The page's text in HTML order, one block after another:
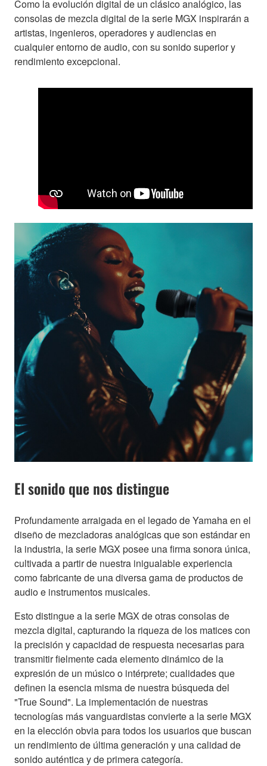
consolas de mezcla digital de la serie MGX inspirarán a
artistas, ingenieros, operadores y audiencias en
cualquier entorno de audio, con su sonido superior y
rendimiento excepcional.
El sonido que nos distingue
Profundamente arraigada en el legado de Yamaha en el
diseño de mezcladoras analógicas que son estándar en
la industria, la serie MGX posee una firma sonora única,
cultivada a partir de nuestra inigualable experiencia
como fabricante de una diversa gama de productos de
audio e instrumentos musicales.
Esto distingue a la serie MGX de otras consolas de
mezcla digital, capturando la riqueza de los matices con
la precisión y capacidad de respuesta necesarias para
transmitir fielmente cada elemento dinámico de la
expresión de un músico o intérprete; cualidades que
definen la esencia misma de nuestra búsqueda del
"True Sound". La implementación de nuestras
tecnologías más vanguardistas convierte a la serie MGX
en la elección obvia para todos los usuarios que buscan
un rendimiento de última generación y una calidad de
sonido auténtica y de primera categoría.